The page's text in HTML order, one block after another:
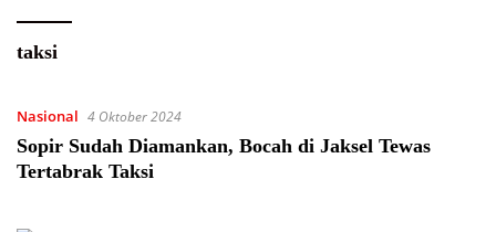
taksi
Nasional 4 Oktober 2024
Sopir Sudah Diamankan, Bocah di Jaksel Tewas
Tertabrak Taksi